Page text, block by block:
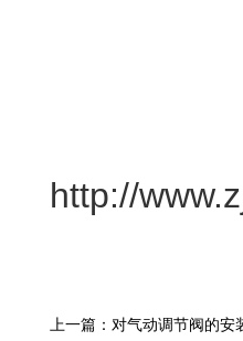
http://
上一篇：对气动调节阀的